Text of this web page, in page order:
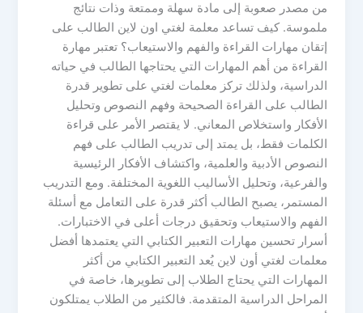
من مصدر صعوبة إلى مادة سهلة وممتعة وذات نتائج
ملموسة. كيف تساعد معلمة لغتي اون لاين الطالب على
إتقان مهارات القراءة والفهم والاستيعاب؟ تعتبر مهارة
القراءة من أهم المهارات التي يحتاجها الطالب في حياته
الدراسية، ولذلك تركز معلمات لغتي على تطوير قدرة
الطالب على القراءة الصحيحة وفهم النصوص وتحليل
الأفكار واستخلاص المعاني. لا يقتصر الأمر على قراءة
الكلمات فقط، بل يمتد إلى تدريب الطالب على فهم
النصوص الأدبية والعلمية، واكتشاف الأفكار الرئيسية
والفرعية، وتحليل الأساليب اللغوية المختلفة. ومع التدريب
المستمر، يصبح الطالب أكثر قدرة على التعامل مع أسئلة
الفهم والاستيعاب وتحقيق درجات أعلى في الاختبارات.
أسرار تحسين مهارات التعبير الكتابي التي يعتمدها أفضل
معلمات لغتي أون لاين يُعد التعبير الكتابي من أكثر
المهارات التي يحتاج الطلاب إلى تطويرها، خاصة في
المراحل الدراسية المتقدمة. فالكثير من الطلاب يمتلكون